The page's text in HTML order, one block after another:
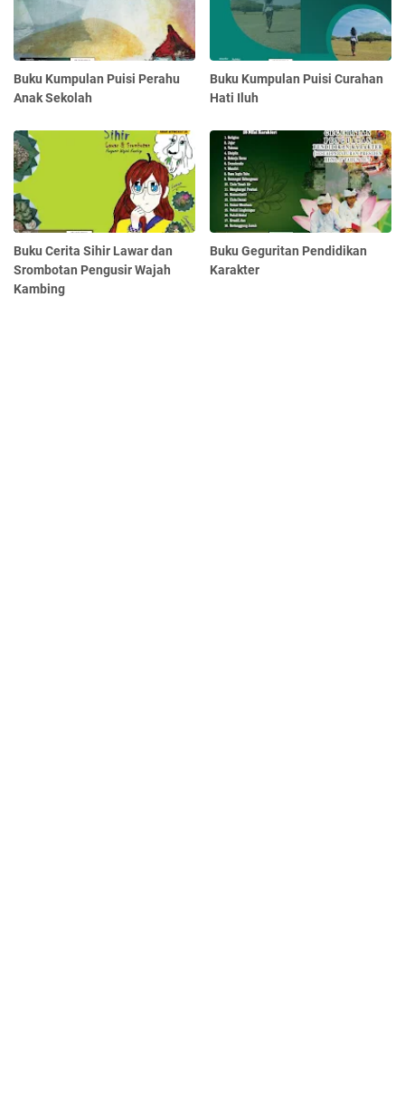
Buku Kumpulan Puisi Perahu
Anak Sekolah
Buku Kumpulan Puisi Curahan
Hati Iluh
Buku Cerita Sihir Lawar dan
Srombotan Pengusir Wajah
Kambing
Buku Geguritan Pendidikan
Karakter